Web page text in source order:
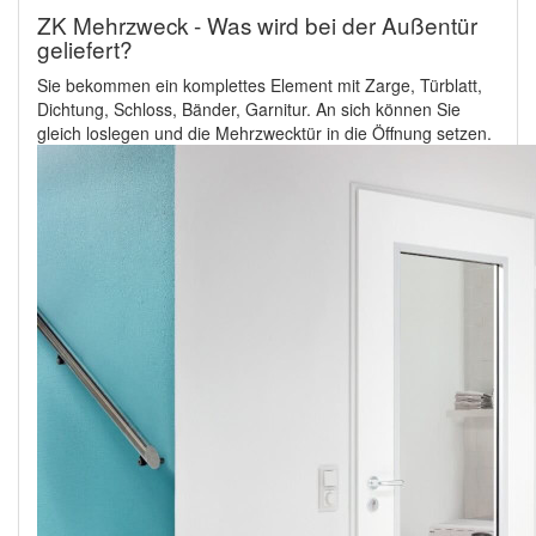
ZK Mehrzweck - Was wird bei der Außentür
geliefert?
Sie bekommen ein komplettes Element mit Zarge, Türblatt,
Dichtung, Schloss, Bänder, Garnitur. An sich können Sie
gleich loslegen und die Mehrzwecktür in die Öffnung setzen.